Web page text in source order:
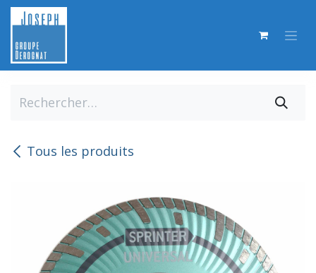
Se rendre au contenu
Tous les produits